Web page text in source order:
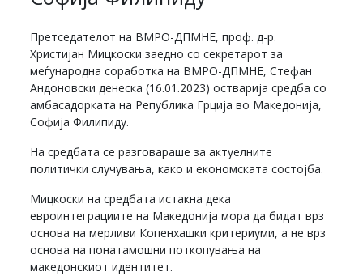
Претседателот на ВМРО-ДПМНЕ, проф. д-р.
Христијан Мицкоски заедно со секретарот за
меѓународна соработка на ВМРО-ДПМНЕ, Стефан
Андоновски денеска (16.01.2023) остварија средба со
амбасадорката на Република Грција во Македонија,
Софија Филипиду.
На средбата се разговараше за актуелните
политички случувања, како и економската состојба.
Мицкоски на средбата истакна дека
евроинтеграциите на Македонија мора да бидат врз
основа на мерливи Копенхашки критериуми, а не врз
основа на понатамошни поткопувања на
македонскиот идентитет.